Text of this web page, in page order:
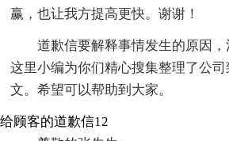
赢，也让我方提高更快。谢谢！
道歉信要解释事情发生的原因，
这里小编为你们精心搜集整理了公
文。希望可以帮助到大家。
给顾客的道歉信12